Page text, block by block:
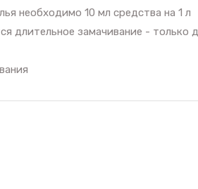
необходимо 10 мл средства на 1 л
длительное замачивание - только